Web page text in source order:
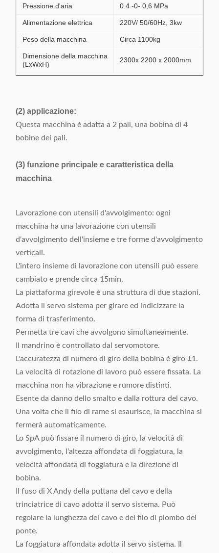
Pressione d'aria 0.4 -0- 0,6 MPa
Alimentazione elettrica 220V/ 50/60Hz, 3kw
Peso della macchina Circa 1100kg
Dimensione della macchina
(LxWxH)
2300x 2200 x 2000mm
(2) applicazione:
Questa macchina è adatta a 2 pali, una bobina di 4
bobine dei pali.
(3) funzione principale e caratteristica della
macchina
Lavorazione con utensili d'avvolgimento: ogni
macchina ha una lavorazione con utensili
d'avvolgimento dell'insieme e tre forme d'avvolgimento
verticali.
L'intero insieme di lavorazione con utensili può essere
cambiato e prende circa 15min.
La piattaforma girevole è una struttura di due stazioni.
Adotta il servo sistema per girare ed indicizzare la
forma di trasferimento.
Permetta tre cavi che avvolgono simultaneamente.
Il mandrino è controllato dal servomotore.
L'accuratezza di numero di giro della bobina è giro ±1.
La velocità di rotazione di lavoro può essere fissata. La
macchina non ha vibrazione e rumore distinti.
Esente da danno dello smalto e dalla rottura del cavo.
Una volta che il filo di rame si esaurisce, la macchina si
fermerà automaticamente.
Lo SpA può fissare il numero di giro, la velocità di
avvolgimento, l'altezza affondata di foggiatura, la
velocità affondata di foggiatura e la direzione di
bobina.
Il fuso di X Andy della puttana del cavo e della
trinciatrice di cavo adotta il servo sistema. Può
regolare la lunghezza del cavo e del filo di piombo del
ponte.
La foggiatura affondata adotta il servo sistema. Il